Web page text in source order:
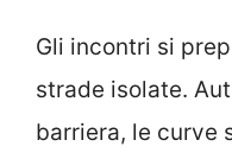
Gli incontri si
strade isolate.
barriera, le curve